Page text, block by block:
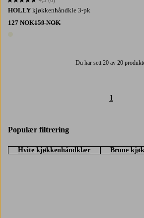
HOLLY kjøkkenhåndkle 3-pk
127 NOK159 NOK
4,5 basert på 8 karaktergivninger
Du har sett 20 av 20
1
Populær filtrering
Hvite kjøkkenhåndklær Brune